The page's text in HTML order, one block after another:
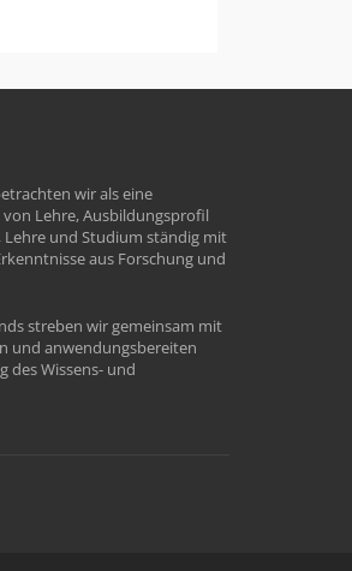
wir als eine
Lehre, Ausbildungsprofil
Lehre und Studium ständig mit
aus Forschung und
streben wir gemeinsam mit
und anwendungsbereiten
des Wissens- und